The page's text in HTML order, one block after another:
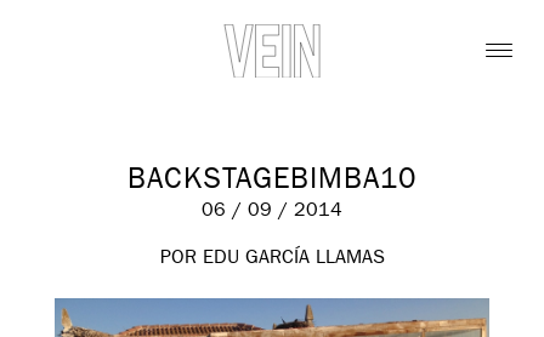
BACKSTAGEBIMBA10
06 / 09 / 2014
POR EDU GARCÍA LLAMAS